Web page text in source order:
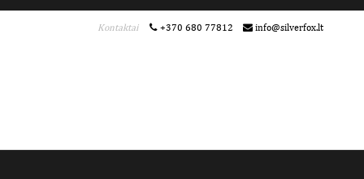
Kontaktai +370 680 77812 info@silverfox.lt